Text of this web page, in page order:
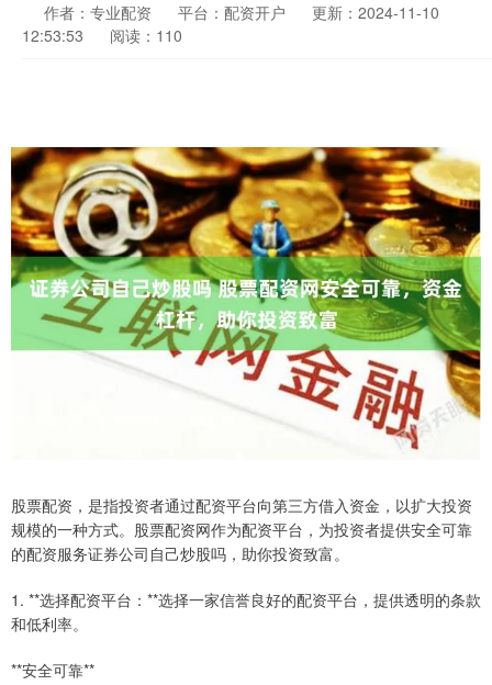
作者：专业配资 平台：配资开户
更新：2024-11-10
12:53:53
阅读：110
股票配资，是指投资者通过配资平台向第三方借入资金，以扩大投资
规模的一种方式。股票配资网作为配资平台，为投资者提供安全可靠
的配资服务证券公司自己炒股吗，助你投资致富。
1. **选择配资平台：**选择一家信誉良好的配资平台，提供透明的条款
和低利率。
**安全可靠**